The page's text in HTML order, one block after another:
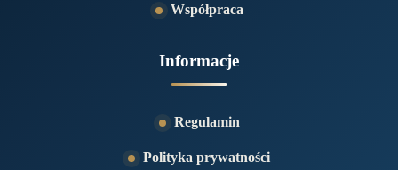
Współpraca
Informacje
Regulamin
Polityka prywatności